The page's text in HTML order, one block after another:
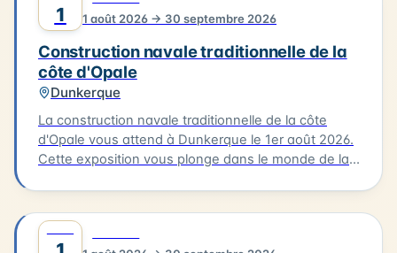
1 1 août 2026 → 30 septembre 2026
Construction navale traditionnelle de la
côte d'Opale
Dunkerque
La construction navale traditionnelle de la côte
d'Opale vous attend à Dunkerque le 1er août 2026.
Cette exposition vous plonge dans le monde de la
Vous découvrirez les différentes étapes de la
construction d'un bateau, de la conception à la